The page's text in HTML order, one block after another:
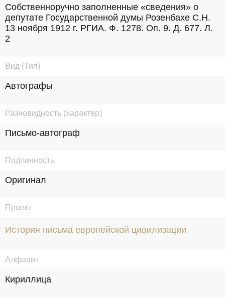
Собственноручно заполненные «сведения» о
депутате Государственной думы Розенбахе С.Н.
13 ноября 1912 г. РГИА. Ф. 1278. Оп. 9. Д. 677. Л.
2
Вид (Тип)
Автографы
Разновидность (характер)
Письмо-автограф
Подлинность
Оригинал
Проект
История письма европейской цивилизации
Алфавит
Кириллица